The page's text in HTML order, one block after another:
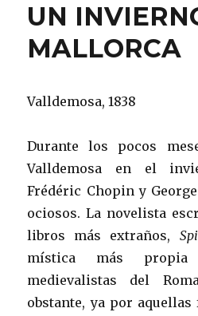
UN
MALLORCA
Valldemosa, 1838
Durante los pocos
Valldemosa en el
Frédéric Chopin y
ociosos. La novelista
libros más extraños,
mística más
medievalistas del
obstante, ya por aquellas